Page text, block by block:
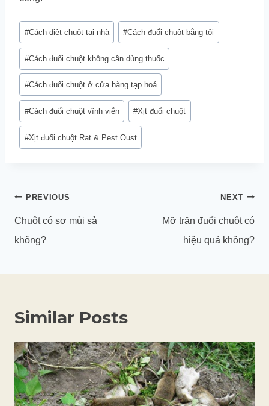
Post
Tags:
#Cách diệt chuột tại nhà #Cách đuổi chuột bằng tỏi
#Cách đuổi chuột không cần dùng thuốc
#Cách đuổi chuột ở cửa hàng tạp hoá
#Cách đuổi chuột vĩnh viễn #Xịt đuổi chuột
#Xịt đuổi chuột Rat & Pest Oust
Điều
hướng
bài
PREVIOUS
Chuột có sợ mùi sả
không?
NEXT
Mỡ trăn đuổi chuột có
hiệu quả không?
Similar Posts